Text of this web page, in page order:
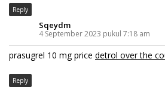
Reply
Sqeydm
4 September 2023 pukul 7:18 am
prasugrel 10 mg price detrol over the
Reply